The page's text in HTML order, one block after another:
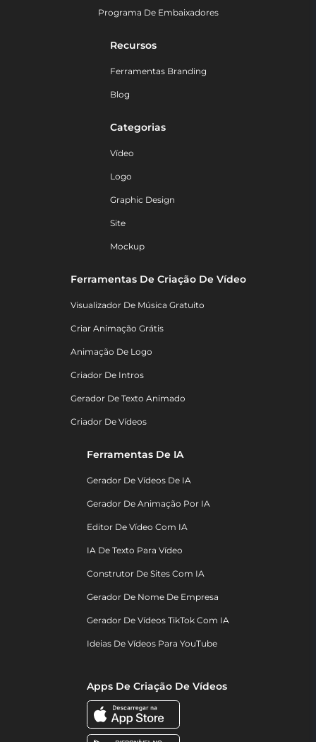
Programa De Embaixadores
Recursos
Ferramentas Branding
Blog
Categorias
Vídeo
Logo
Graphic Design
Site
Mockup
Ferramentas De Criação De Vídeo
Visualizador De Música Gratuito
Criar Animação Grátis
Animação De Logo
Criador De Intros
Gerador De Texto Animado
Criador De Vídeos
Ferramentas De IA
Gerador De Vídeos De IA
Gerador De Animação Por IA
Editor De Vídeo Com IA
IA De Texto Para Vídeo
Construtor De Sites Com IA
Gerador De Nome De Empresa
Gerador De Vídeos TikTok Com IA
Ideias De Vídeos Para YouTube
Apps De Criação De Vídeos